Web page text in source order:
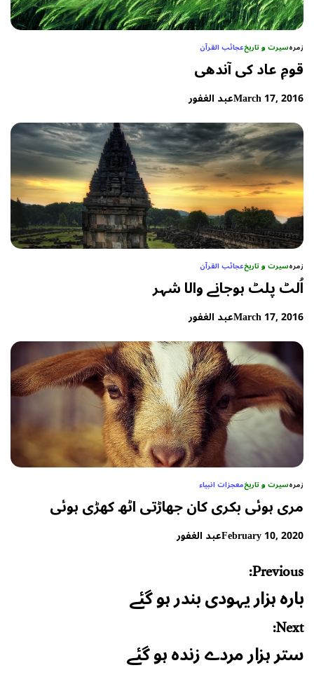
زمرہسیرت و تاریخعجائب القرآن
قومِ عاد کی آندھی
March 17, 2016عبد الغفور
زمرہسیرت و تاریخعجائب القرآن
اُلٹ پلٹ ہوجانے والا شہر
March 17, 2016عبد الغفور
زمرہسیرت و تاریخمعجزات انبیاء
مری ہوئی بکری کان جھاڑتی اٹھ کھڑی ہوئی
February 10, 2020عبد الغفور
Post
navigation
Previous:
بارہ ہزار یہودی بندر ہو گئے
Next:
ستر ہزار مردے زندہ ہو گئے